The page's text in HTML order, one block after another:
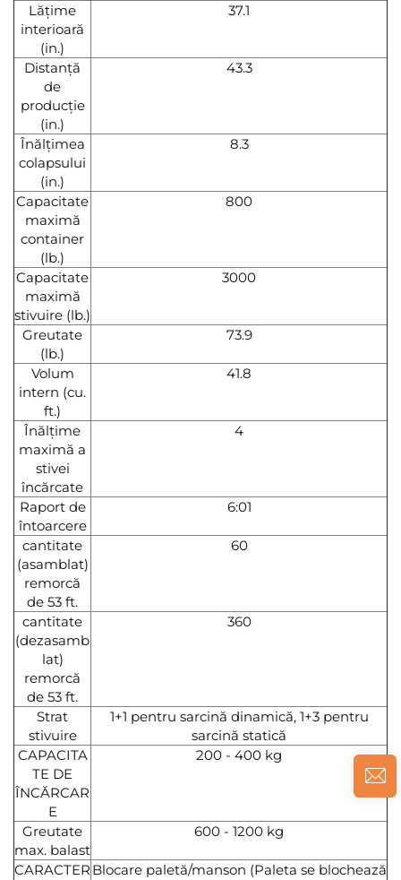
Lățime
interioară
(in.)
37.1
Distanță
de
producție
(in.)
43.3
Înălțimea
colapsului
(in.)
8.3
Capacitate
maximă
container
(lb.)
800
Capacitate
maximă
stivuire (lb.)
3000
Greutate
(lb.)
73.9
Volum
intern (cu.
ft.)
41.8
Înălțime
maximă a
stivei
încărcate
4
Raport de
întoarcere
6:01
cantitate
(asamblat)
remorcă
de 53 ft.
60
cantitate
(dezasamb
lat)
remorcă
de 53 ft.
360
Strat
stivuire
1+1 pentru sarcină dinamică, 1+3 pentru
sarcină statică
CAPACITA
TE DE
ÎNCĂRCAR
E
200 - 400 kg
Greutate
max. balast
600 - 1200 kg
CARACTER Blocare paletă/manson (Paleta se blochează